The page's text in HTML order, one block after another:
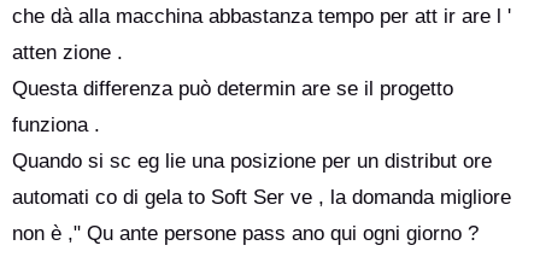
che dà alla macchina abbastanza tempo per att ir are l '
atten zione .
Questa differenza può determin are se il progetto
funziona .
Quando si sc eg lie una posizione per un distribut ore
automati co di gela to Soft Ser ve , la domanda migliore
non è ," Qu ante persone pass ano qui ogni giorno ?